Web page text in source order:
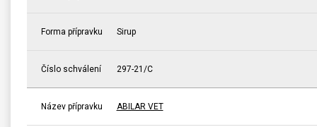
Forma přípravku Sirup
Číslo schválení 297-21/C
Název přípravku ABILAR VET